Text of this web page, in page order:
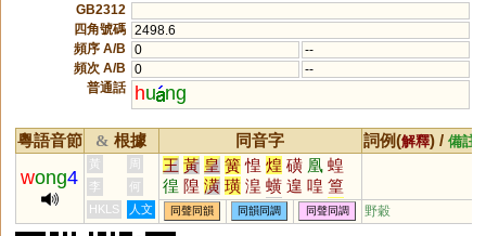
GB2312
四角號碼 2498.6
頻序 A/B
0
--
頻次 A/B
0
--
普通話
hu ng
粵語音節 & 根據 同音字 詞例(解釋) / 備註
wong4
黃 周 王 黃 皇 簧 惶 煌 磺 凰 蝗
徨 隍 潢 璜 湟 蟥 遑 喤 篁
鰉 艎 鍠 餭 葟 熿 獚 楻 韹
媓 崲 鷬 騜 趪 堭 偟
李
何
HKLS
人文 同聲同韻 同韻同調 同聲同調 野穀